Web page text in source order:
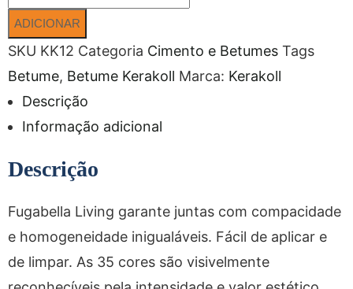
ADICIONAR
SKU KK12 Categoria Cimento e Betumes Tags
Betume, Betume Kerakoll Marca: Kerakoll
Descrição
Informação adicional
Descrição
Fugabella Living garante juntas com compacidade
e homogeneidade inigualáveis. Fácil de aplicar e
de limpar. As 35 cores são visivelmente